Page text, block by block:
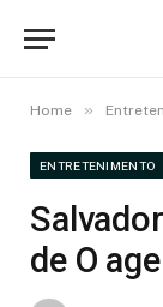
Home »
ENTRETENIMENTO
de O